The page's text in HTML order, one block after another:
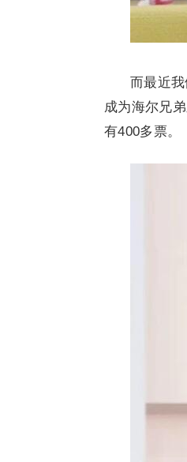
而最近
成为海尔兄
有400多票。